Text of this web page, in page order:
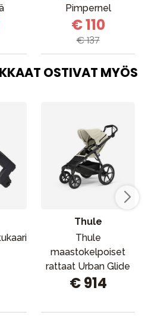
Pimpernel
€ 110
€ 137
OSTIVAT MYÖS
Thule
Thule
maastokelpoiset
rattaat Urban Glide
4-pyöräinen Beige
€ 914